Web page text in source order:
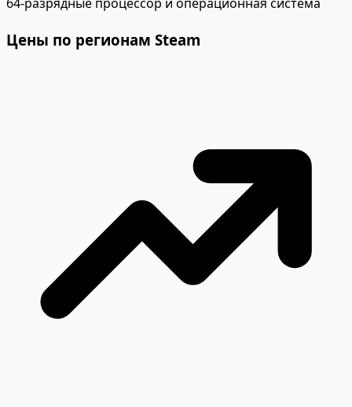
Цены по регионам Steam